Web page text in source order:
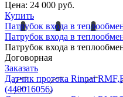
Цена: 24 000 руб.
Купить
Патрубок входа в
Патрубок входа в
Патрубок входа в
Договорная
Заказать
Датчик протока Rinnai
(440016056)